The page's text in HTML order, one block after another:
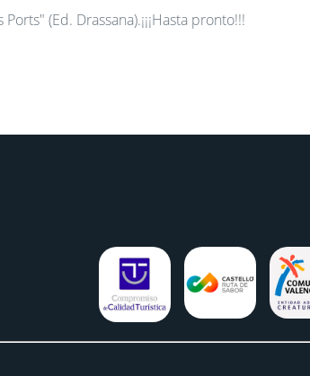
(Ed. Drassana).¡¡¡Hasta pronto!!!